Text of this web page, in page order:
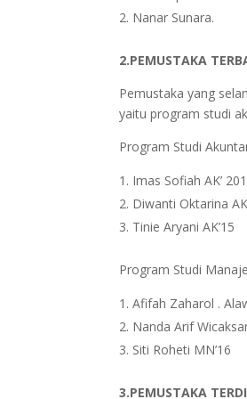
Nanar Sunara.
2.PEMUSTAKA
Pemustaka yang
yaitu program studi
Program Studi
Imas Sofiah AK’
Diwanti Oktarina
Tinie Aryani AK’15
Program Studi
Afifah Zaharol .
Nanda Arif
Siti Roheti MN’16
3.PEMUSTAKA